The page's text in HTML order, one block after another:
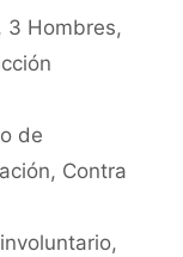
3 Hombres,
de
, Contra
involuntario,